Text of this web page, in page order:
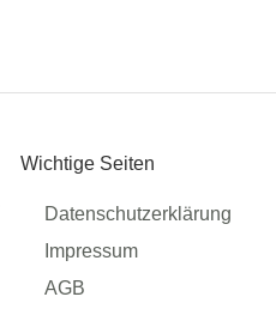
Wichtige Seiten
Datenschutzerklärung
Impressum
AGB